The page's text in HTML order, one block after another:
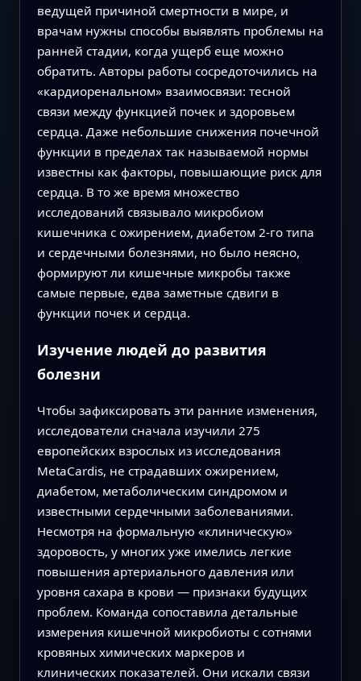
ведущей причиной смертности в мире, и
врачам нужны способы выявлять проблемы на
ранней стадии, когда ущерб еще можно
обратить. Авторы работы сосредоточились на
«кардиоренальном» взаимосвязи: тесной
связи между функцией почек и здоровьем
сердца. Даже небольшие снижения почечной
функции в пределах так называемой нормы
известны как факторы, повышающие риск для
сердца. В то же время множество
исследований связывало микробиом
кишечника с ожирением, диабетом 2‑го типа
и сердечными болезнями, но было неясно,
формируют ли кишечные микробы также
самые первые, едва заметные сдвиги в
функции почек и сердца.
Изучение людей до развития
болезни
Чтобы зафиксировать эти ранние изменения,
исследователи сначала изучили 275
европейских взрослых из исследования
MetaCardis, не страдавших ожирением,
диабетом, метаболическим синдромом и
известными сердечными заболеваниями.
Несмотря на формальную «клиническую»
здоровость, у многих уже имелись легкие
повышения артериального давления или
уровня сахара в крови — признаки будущих
проблем. Команда сопоставила детальные
измерения кишечной микробиоты с сотнями
кровяных химических маркеров и
клинических показателей. Они искали связи